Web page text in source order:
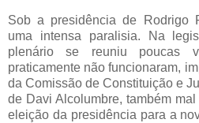
Sob a presidência de Rodrigo
uma intensa paralisia. Na
plenário se reuniu poucas
praticamente não funcionaram,
da Comissão de Constituição e
de Davi Alcolumbre, também
eleição da presidência para a